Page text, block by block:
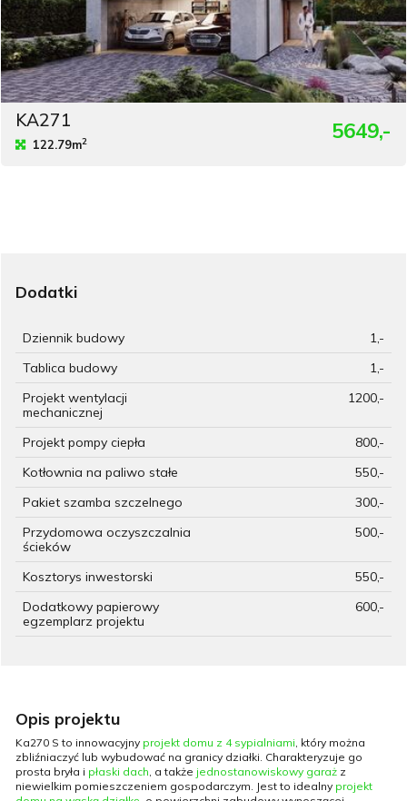
KA271
122.79m2 5649,-
Dodatki
Dziennik budowy
1,-
Tablica budowy
1,-
Projekt wentylacji
mechanicznej
1200,-
Projekt pompy ciepła
800,-
Kotłownia na paliwo stałe
550,-
Pakiet szamba szczelnego
300,-
Przydomowa oczyszczalnia
ścieków
500,-
Kosztorys inwestorski
550,-
Dodatkowy papierowy
egzemplarz projektu
600,-
Opis projektu
Ka270 S to innowacyjny projekt domu z 4 sypialniami, który można
zbliźniaczyć lub wybudować na granicy działki. Charakteryzuje go
prosta bryła i płaski dach, a także jednostanowiskowy garaż z
niewielkim pomieszczeniem gospodarczym. Jest to idealny projekt